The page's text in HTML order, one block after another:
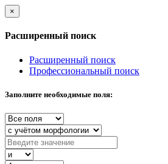
×
Расширенный поиск
Расширенный поиск
Профессиональный поиск
Заполните необходимые поля: